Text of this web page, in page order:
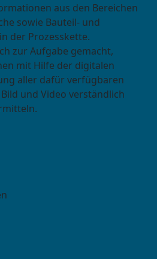
aus den Bereichen
sowie Bauteil- und
der Prozesskette.
zur Aufgabe gemacht,
mit Hilfe der digitalen
aller dafür verfügbaren
und Video verständlich